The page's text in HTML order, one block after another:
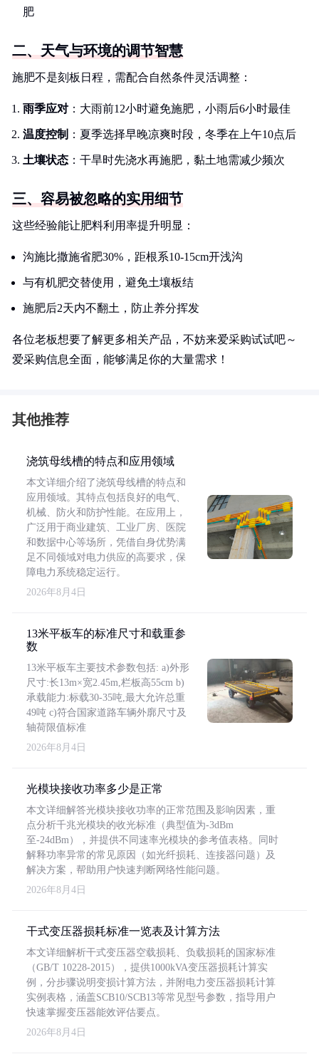
肥
二、天气与环境的调节智慧
施肥不是刻板日程，需配合自然条件灵活调整：
雨季应对 ：大雨前12小时避免施肥，小雨后6小时最佳
温度控制 ：夏季选择早晚凉爽时段，冬季在上午10点后
土壤状态 ：干旱时先浇水再施肥，黏土地需减少频次
三、容易被忽略的实用细节
这些经验能让肥料利用率提升明显：
沟施比撒施省肥30%，距根系10-15cm开浅沟
与有机肥交替使用，避免土壤板结
施肥后2天内不翻土，防止养分挥发
各位老板想要了解更多相关产品，不妨来爱采购试试吧～
爱采购信息全面，能够满足你的大量需求！
其他推荐
浇筑母线槽的特点和应用领域
本文详细介绍了浇筑母线槽的特点和
应用领域。其特点包括良好的电气、
机械、防火和防护性能。在应用上，
广泛用于商业建筑、工业厂房、医院
和数据中心等场所，凭借自身优势满
足不同领域对电力供应的高要求，保
障电力系统稳定运行。
2026年8月4日
13米平板车的标准尺寸和载重参
数
13米平板车主要技术参数包括: a)外形
尺寸:长13m×宽2.45m,栏板高55cm b)
承载能力:标载30-35吨,最大允许总重
49吨 c)符合国家道路车辆外廓尺寸及
轴荷限值标准
2026年8月4日
光模块接收功率多少是正常
本文详细解答光模块接收功率的正常范围及影响因素，重
点分析千兆光模块的收光标准（典型值为-3dBm
至-24dBm），并提供不同速率光模块的参考值表格。同时
解释功率异常的常见原因（如光纤损耗、连接器问题）及
解决方案，帮助用户快速判断网络性能问题。
2026年8月4日
干式变压器损耗标准一览表及计算方法
本文详细解析干式变压器空载损耗、负载损耗的国家标准
（GB/T 10228-2015），提供1000kVA变压器损耗计算实
例，分步骤说明变损计算方法，并附电力变压器损耗计算
实例表格，涵盖SCB10/SCB13等常见型号参数，指导用户
快速掌握变压器能效评估要点。
2026年8月4日